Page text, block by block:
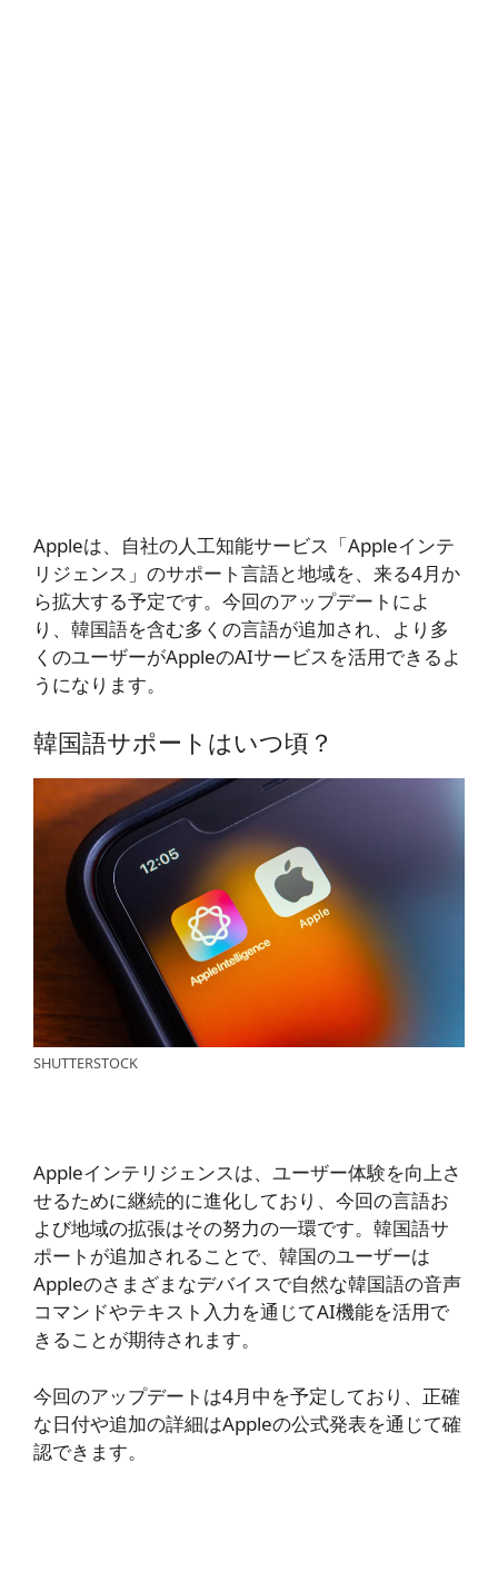
Appleは、自社の人工知能サービス「Appleインテ
リジェンス」のサポート言語と地域を、来る4月か
ら拡大する予定です。今回のアップデートによ
り、韓国語を含む多くの言語が追加され、より多
くのユーザーがAppleのAIサービスを活用できるよ
うになります。
韓国語サポートはいつ頃？
SHUTTERSTOCK
Appleインテリジェンスは、ユーザー体験を向上さ
せるために継続的に進化しており、今回の言語お
よび地域の拡張はその努力の一環です。韓国語サ
ポートが追加されることで、韓国のユーザーは
Appleのさまざまなデバイスで自然な韓国語の音声
コマンドやテキスト入力を通じてAI機能を活用で
きることが期待されます。
今回のアップデートは4月中を予定しており、正確
な日付や追加の詳細はAppleの公式発表を通じて確
認できます。